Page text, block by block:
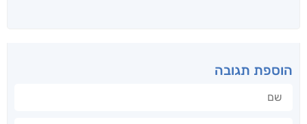
הוספת תגובה